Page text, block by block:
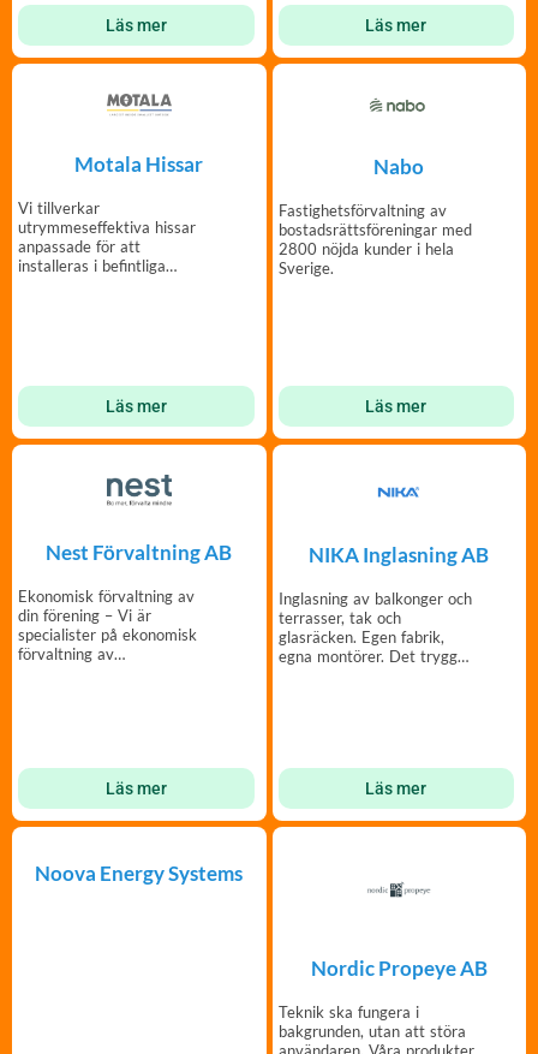
Läs mer Läs mer
Motala Hissar
Vi tillverkar
utrymmeseffektiva hissar
anpassade för att
installeras i befintliga
Läs mer
Nabo
Fastighetsförvaltning av
bostadsrättsföreningar med
2800 nöjda kunder i hela
Sverige.
Läs mer
Nest Förvaltning AB
Ekonomisk förvaltning av
din förening – Vi är
specialister på ekonomisk
förvaltning av
Läs mer
NIKA Inglasning AB
Inglasning av balkonger och
terrasser, tak och
glasräcken. Egen fabrik,
egna montörer. Det trygga
Läs mer
Noova Energy Systems
Nordic Propeye AB
Teknik ska fungera i
bakgrunden, utan att störa